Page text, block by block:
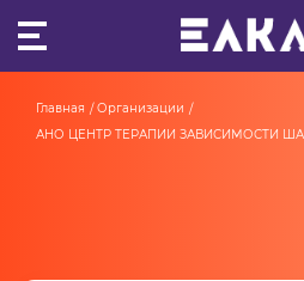
ПУЛЬС
Главная
Организации
АНО ЦЕНТР ТЕРАПИИ ЗАВИСИМОСТИ